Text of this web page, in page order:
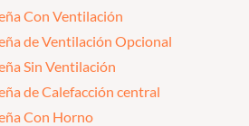
Con Ventilación
de Ventilación Opcional
Sin Ventilación
de Calefacción central
Con Horno